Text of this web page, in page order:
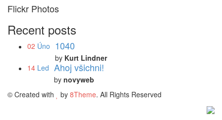
Flickr Photos
Recent posts
02 Úno 1040
by Kurt Lindner
14 Led Ahoj všichni!
by novyweb
© Created with
by 8Theme. All Rights Reserved